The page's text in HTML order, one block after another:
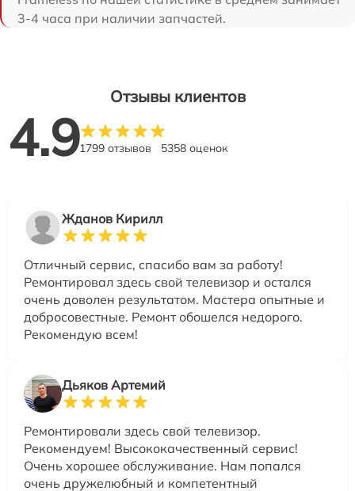
3-4 часа при наличии запчастей.
Отзывы клиентов
4.91799 отзывов 5358 оценок
Жданов Кирилл
Отличный сервис, спасибо вам за работу!
Ремонтировал здесь свой телевизор и остался
очень доволен результатом. Мастера опытные и
добросовестные. Ремонт обошелся недорого.
Рекомендую всем!
Дьяков Артемий
Ремонтировали здесь свой телевизор.
Рекомендуем! Высококачественный сервис!
Очень хорошее обслуживание. Нам попался
очень дружелюбный и компетентный